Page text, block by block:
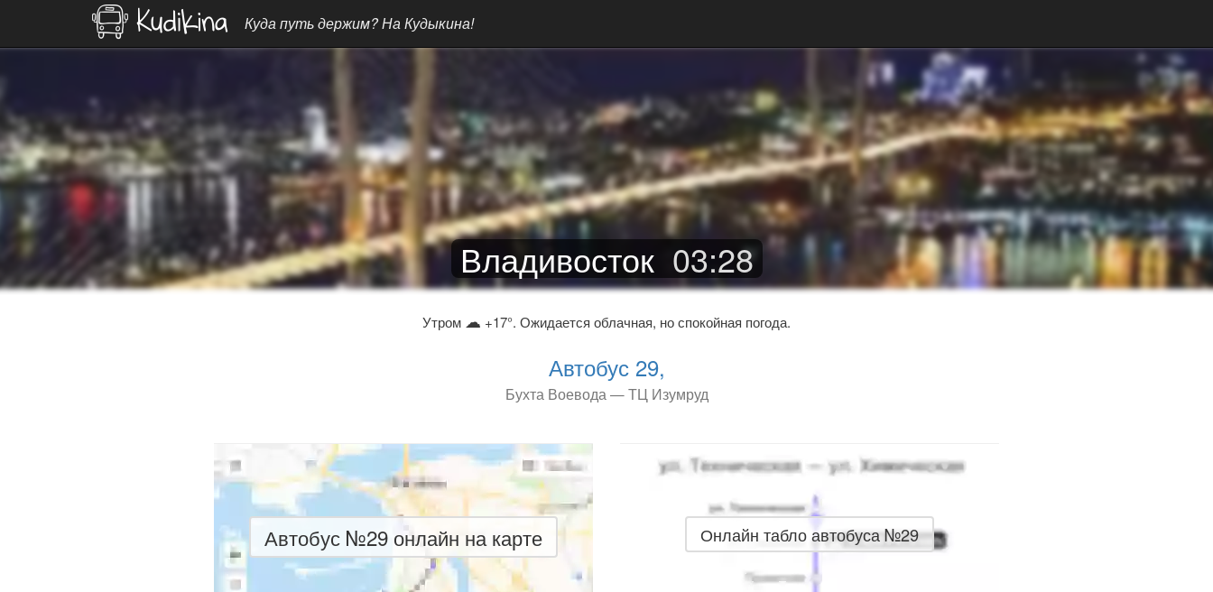
Куда путь держим? На Кудыкина!
Владивосток 03:28
Утром ☁ +17°. Ожидается облачная, но спокойная погода.
Автобус 29,
Бухта Воевода — ТЦ Изумруд
Автобус №29 онлайн на карте Онлайн табло автобуса №29